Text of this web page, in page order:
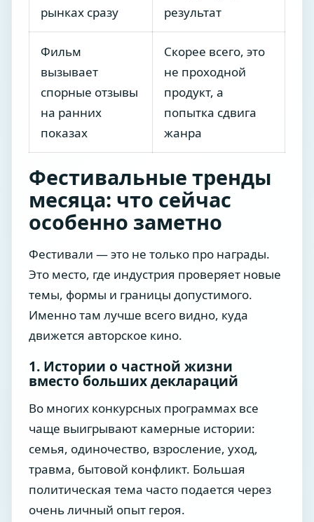
рынках сразу
результат
Фильм
вызывает
спорные отзывы
на ранних
показах
Скорее всего, это
не проходной
продукт, а
попытка сдвига
жанра
Фестивальные тренды
месяца: что сейчас
особенно заметно
Фестивали — это не только про награды.
Это место, где индустрия проверяет новые
темы, формы и границы допустимого.
Именно там лучше всего видно, куда
движется авторское кино.
1. Истории о частной жизни
вместо больших деклараций
Во многих конкурсных программах все
чаще выигрывают камерные истории:
семья, одиночество, взросление, уход,
травма, бытовой конфликт. Большая
политическая тема часто подается через
очень личный опыт героя.